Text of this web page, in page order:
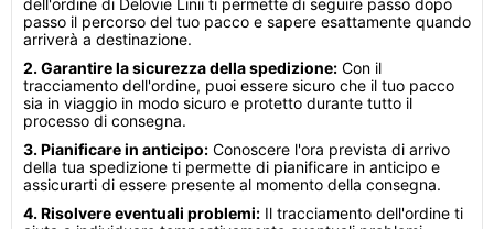
dell'ordine di Delovie Linii ti permette di seguire passo dopo
passo il percorso del tuo pacco e sapere esattamente quando
arriverà a destinazione.
2. Garantire la sicurezza della spedizione: Con il
tracciamento dell'ordine, puoi essere sicuro che il tuo pacco
sia in viaggio in modo sicuro e protetto durante tutto il
processo di consegna.
3. Pianificare in anticipo: Conoscere l'ora prevista di arrivo
della tua spedizione ti permette di pianificare in anticipo e
assicurarti di essere presente al momento della consegna.
4. Risolvere eventuali problemi: Il tracciamento dell'ordine ti